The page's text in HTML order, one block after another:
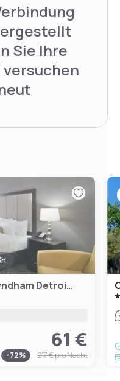
Sie Ihre
La Quinta Inn & Suites by Wyndham Detroit Metro Airport
61 €
-72% 217 €pro Nacht